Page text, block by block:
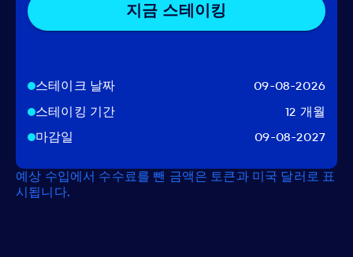
지금 스테이킹
스테이크 날짜
09-08-2026
스테이킹 기간
12 개월
마감일
09-08-2027
예상 수입에서 수수료를 뺀 금액은 토큰과 미국 달러로 표
시됩니다.